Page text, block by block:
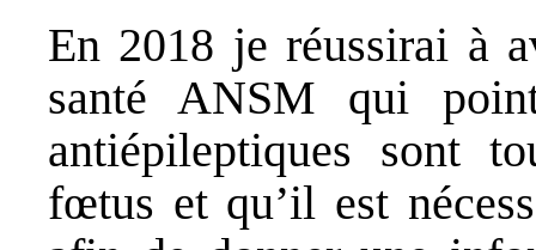
En 2018 je réussirai à
santé ANSM qui
antiépileptiques sont
fœtus et qu’il est